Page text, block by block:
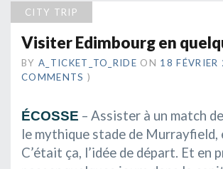
CITY TRIP
Visiter Edimbourg en
BY A_TICKET_TO_RIDE ON 18 FÉVRIER
COMMENTS )
ÉCOSSE – Assister à un match
le mythique stade de Murrayfield,
C’était ça, l’idée de départ. Et en